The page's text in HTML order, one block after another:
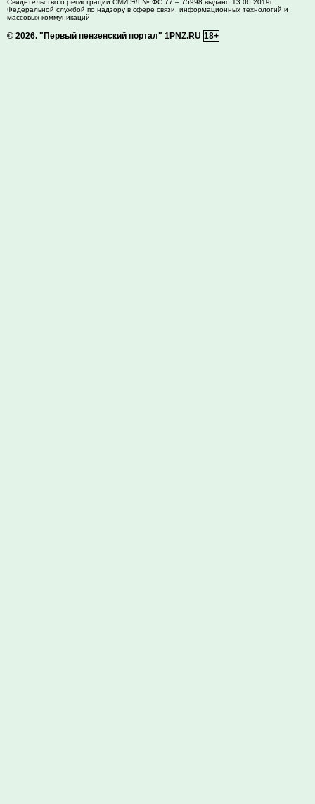
Федеральной службой по надзору в сфере связи, информационных технологий и
массовых коммуникаций
© 2026. "Первый пензенский портал" 1PNZ.RU 18+